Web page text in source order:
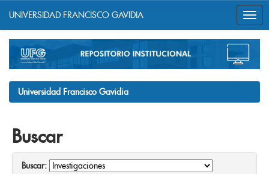
navigation
UNIVERSIDAD FRANCISCO GAVIDIA
Universidad Francisco Gavidia
Buscar
Buscar: